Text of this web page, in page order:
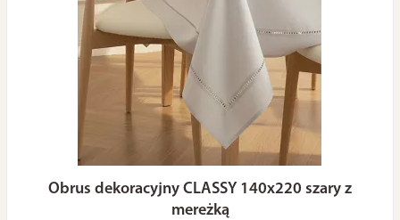
Obrus dekoracyjny CLASSY 140x220 szary z
mereżką